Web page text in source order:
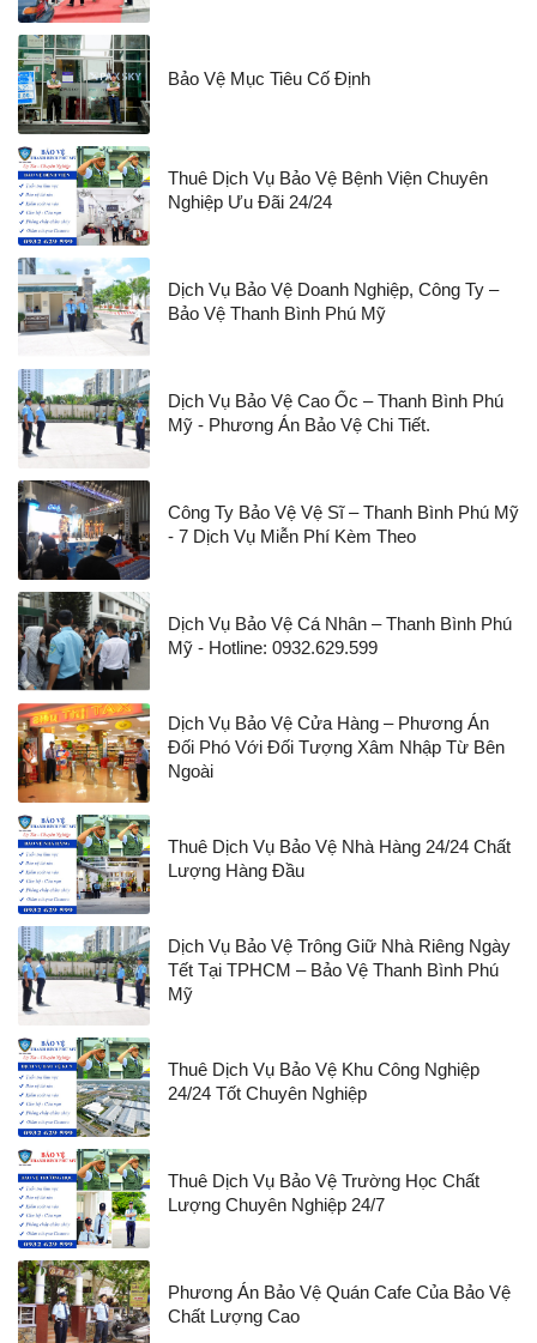
Bảo Vệ Mục Tiêu Cố Định
Thuê Dịch Vụ Bảo Vệ Bệnh Viện Chuyên
Nghiệp Ưu Đãi 24/24
Dịch Vụ Bảo Vệ Doanh Nghiệp, Công Ty –
Bảo Vệ Thanh Bình Phú Mỹ
Dịch Vụ Bảo Vệ Cao Ốc – Thanh Bình Phú
Mỹ - Phương Án Bảo Vệ Chi Tiết.
Công Ty Bảo Vệ Vệ Sĩ – Thanh Bình Phú Mỹ
- 7 Dịch Vụ Miễn Phí Kèm Theo
Dịch Vụ Bảo Vệ Cá Nhân – Thanh Bình Phú
Mỹ - Hotline: 0932.629.599
Dịch Vụ Bảo Vệ Cửa Hàng – Phương Án
Đối Phó Với Đối Tượng Xâm Nhập Từ Bên
Ngoài
Thuê Dịch Vụ Bảo Vệ Nhà Hàng 24/24 Chất
Lượng Hàng Đầu
Dịch Vụ Bảo Vệ Trông Giữ Nhà Riêng Ngày
Tết Tại TPHCM – Bảo Vệ Thanh Bình Phú
Mỹ
Thuê Dịch Vụ Bảo Vệ Khu Công Nghiệp
24/24 Tốt Chuyên Nghiệp
Thuê Dịch Vụ Bảo Vệ Trường Học Chất
Lượng Chuyên Nghiệp 24/7
Phương Án Bảo Vệ Quán Cafe Của Bảo Vệ
Chất Lượng Cao